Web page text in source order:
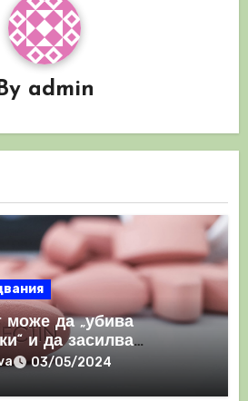
admin
може да „убива
и да засилва
03/05/2024